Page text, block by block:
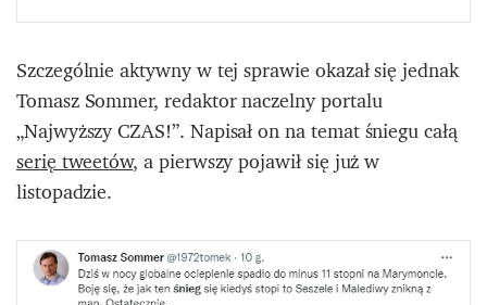
Szczególnie aktywny w tej sprawie okazał się jednak
Tomasz Sommer, redaktor naczelny portalu
„Najwyższy CZAS!”. Napisał on na temat śniegu całą
serię tweetów, a pierwszy pojawił się już w
listopadzie.